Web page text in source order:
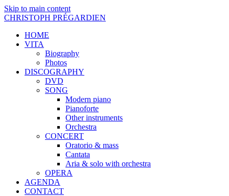
Skip to main content
CHRISTOPH PRÉGARDIEN
HOME
VITA
Biography
Photos
DISCOGRAPHY
DVD
SONG
Modern piano
Pianoforte
Other instruments
Orchestra
CONCERT
Oratorio & mass
Cantata
Aria & solo with orchestra
OPERA
AGENDA
CONTACT